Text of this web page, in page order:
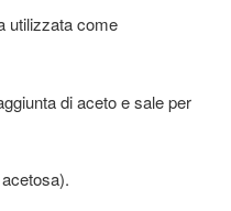
utilizzata come
di aceto e sale per